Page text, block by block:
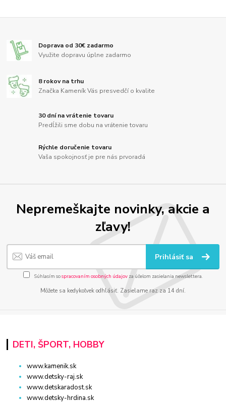
Doprava od 30€ zadarmo
Využite dopravu úplne zadarmo
8 rokov na trhu
Značka Kameník Vás presvedčí o kvalite
30 dní na vrátenie tovaru
Predĺžili sme dobu na vrátenie tovaru
Rýchle doručenie tovaru
Vaša spokojnosť je pre nás prvoradá
Nepremeškajte novinky, akcie a
zľavy!
Prihlásiť sa
Súhlasím sospracovaním osobných údajov za účelom zasielania newslettera.
Môžete sa kedykoľvek odhlásiť. Zasielame raz za 14 dní.
DETI, ŠPORT, HOBBY
www.kamenik.sk
www.detsky-raj.sk
www.detskaradost.sk
www.detsky-hrdina.sk